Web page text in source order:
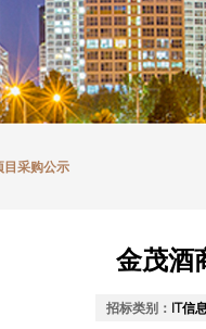
采购公示
金茂酒
招标类别： IT信